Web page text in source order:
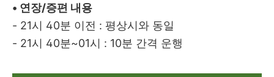
• 연장/증편 내용
- 21시 40분 이전 : 평상시와 동일
- 21시 40분~01시 : 10분 간격 운행